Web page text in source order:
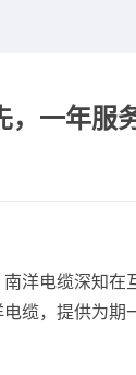
，一年服
洋电缆深知在
缆，提供为期